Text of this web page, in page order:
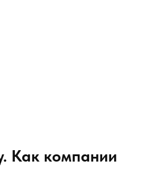
Как компании